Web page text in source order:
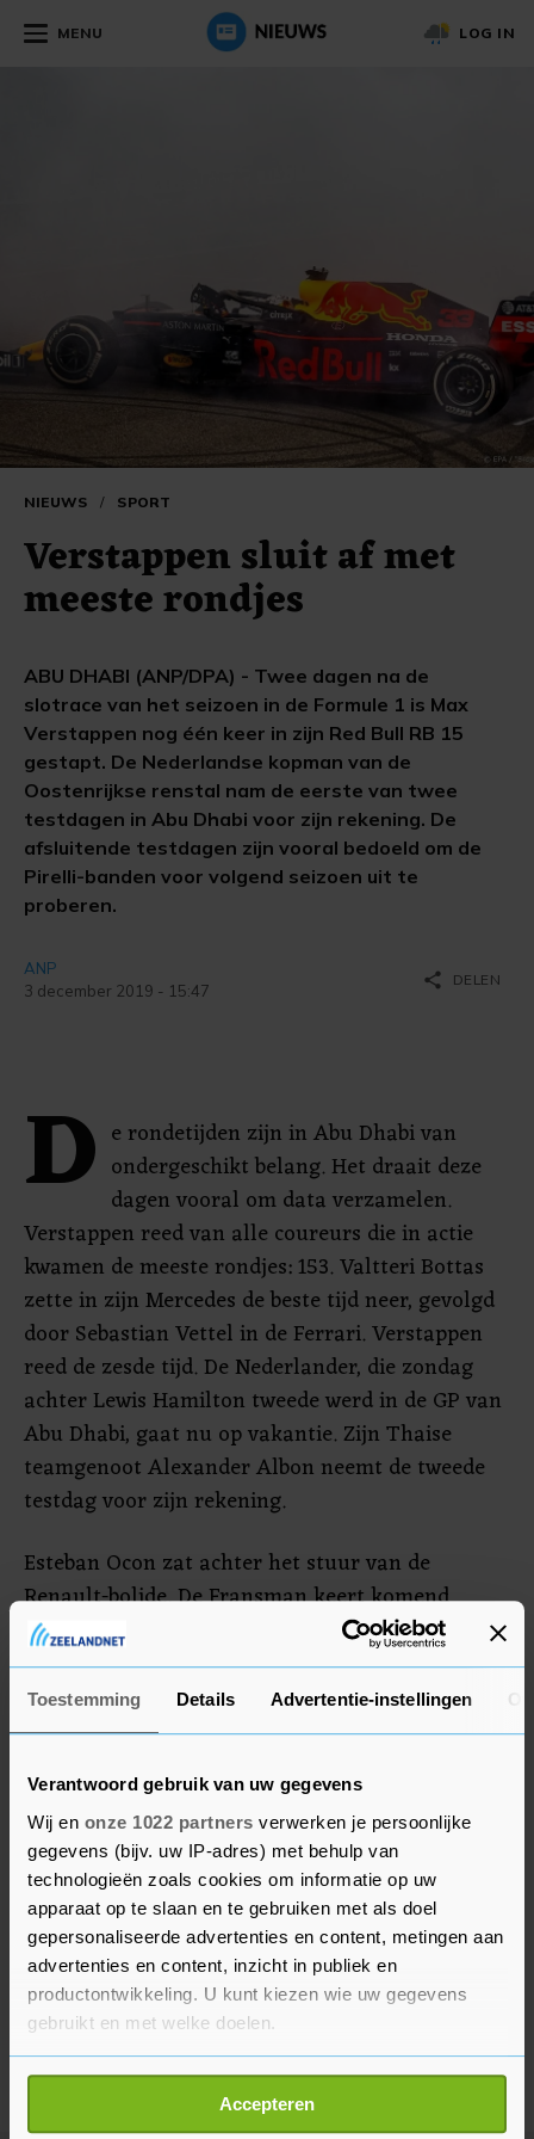
Toestemming Details Advertentie-instellingen
Verantwoord gebruik van uw gegevens
Wij en onze 1022 partners verwerken je persoonlijke
gegevens (bijv. uw IP-adres) met behulp van
technologieën zoals cookies om informatie op uw
apparaat op te slaan en te gebruiken met als doel
gepersonaliseerde advertenties en content, metingen aan
advertenties en content, inzicht in publiek en
productontwikkeling. U kunt kiezen wie uw gegevens
gebruikt en met welke doelen.
Als u het toestaat, willen we ook graag:
Informatie verzamelen over uw geografische
Accepteren
MENU LOG IN
NIEUWS / SPORT
Verstappen sluit af met
meeste rondjes
ABU DHABI (ANP/DPA) - Twee dagen na de
slotrace van het seizoen in de Formule 1 is Max
Verstappen nog één keer in zijn Red Bull RB 15
gestapt. De Nederlandse kopman van de
Oostenrijkse renstal nam de eerste van twee
testdagen in Abu Dhabi voor zijn rekening. De
afsluitende testdagen zijn vooral bedoeld om de
Pirelli-banden voor volgend seizoen uit te
proberen.
ANP
3 december 2019 - 15:47
share DELEN
D e rondetijden zijn in Abu Dhabi van
ondergeschikt belang. Het draait deze
dagen vooral om data verzamelen.
Verstappen reed van alle coureurs die in actie
kwamen de meeste rondjes: 153. Valtteri Bottas
zette in zijn Mercedes de beste tijd neer, gevolgd
door Sebastian Vettel in de Ferrari. Verstappen
reed de zesde tijd. De Nederlander, die zondag
achter Lewis Hamilton tweede werd in de GP van
Abu Dhabi, gaat nu op vakantie. Zijn Thaise
teamgenoot Alexander Albon neemt de tweede
testdag voor zijn rekening.
Esteban Ocon zat achter het stuur van de
Renault-bolide. De Fransman keert komend
seizoen in dienst van Renault terug in de
Formule 1.